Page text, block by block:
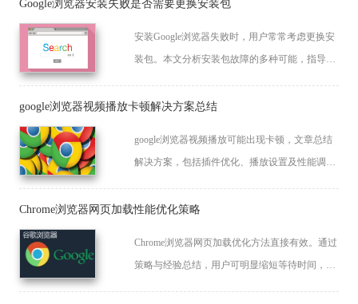
Google浏览器安装失败是否需要更换安装包
安装Google浏览器失败时，用户常常考虑更换安
装包。本文分析安装包故障的多种可能，指导用
的具体步骤，确保安装过程顺利，提高安装成功
google浏览器视频播放卡顿解决方案总结
google浏览器视频播放可能出现卡顿，文章总结
解决方案，包括插件优化、播放设置及性能调优
Chrome浏览器网页加载性能优化策略
Chrome浏览器网页加载优化方法直接有效。通过
策略与经验总结，用户可明显缩短等待时间，提